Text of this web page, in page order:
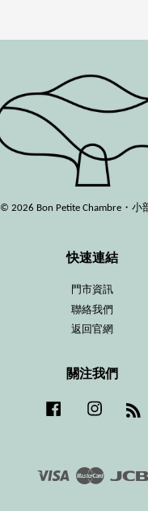
© 2026 Bon Petite Chambre・小
快速連結
門市資訊
聯絡我們
返回官網
關注我們
Facebook Instagram
Visa Master